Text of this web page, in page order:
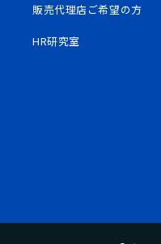
販売代理店ご希望の方
HR研究室